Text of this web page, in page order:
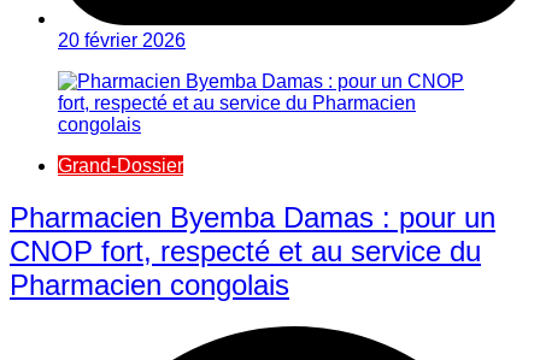
20 février 2026
Grand-Dossier
Pharmacien Byemba Damas : pour un
CNOP fort, respecté et au service du
Pharmacien congolais